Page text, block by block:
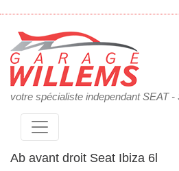
votre spécialiste independant SEAT
Ab avant droit Seat Ibiza 6l